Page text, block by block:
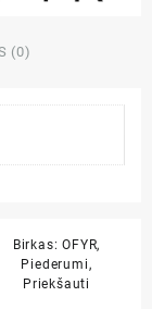
(0)
Birkas:OFYR,
Piederumi,
Priekšauti